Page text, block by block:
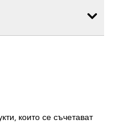
които се съчетават